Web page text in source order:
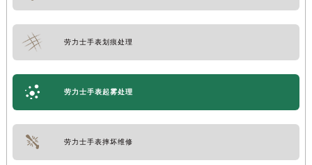
劳力士手表划痕处理
劳力士手表起雾处理
劳力士手表摔坏维修